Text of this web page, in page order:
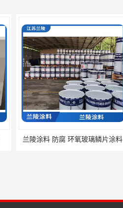
兰陵涂料 防腐 环氧玻璃鳞片涂料